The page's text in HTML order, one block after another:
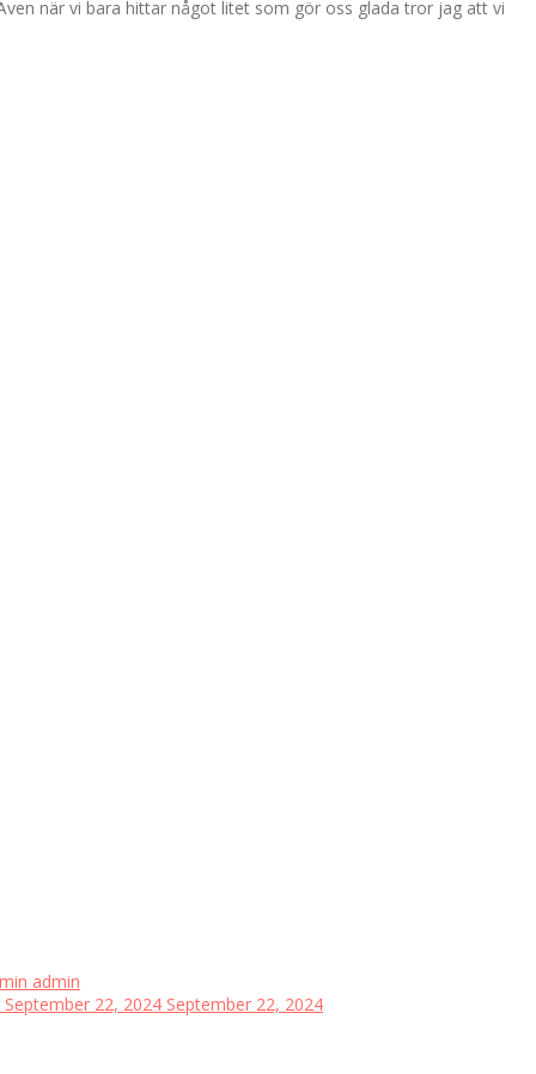
när vi bara hittar något litet som gör oss glada tror jag att vi
admin
September 22, 2024 September 22, 2024